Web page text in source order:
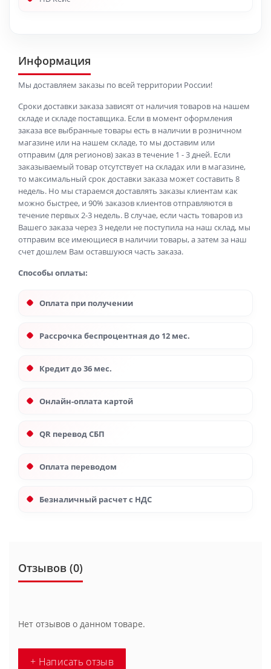
Информация
Мы доставляем заказы по всей территории России!
Сроки доставки заказа зависят от наличия товаров на нашем
складе и складе поставщика. Если в момент оформления
заказа все выбранные товары есть в наличии в розничном
магазине или на нашем складе, то мы доставим или
отправим (для регионов) заказ в течение 1 - 3 дней. Если
заказываемый товар отсутствует на складах или в магазине,
то максимальный срок доставки заказа может составить 8
недель. Но мы стараемся доставлять заказы клиентам как
можно быстрее, и 90% заказов клиентов отправляются в
течение первых 2-3 недель. В случае, если часть товаров из
Вашего заказа через 3 недели не поступила на наш склад, мы
отправим все имеющиеся в наличии товары, а затем за наш
счет дошлем Вам оставшуюся часть заказа.
Способы оплаты:
Оплата при получении
Рассрочка беспроцентная до 12 мес.
Кредит до 36 мес.
Онлайн-оплата картой
QR перевод СБП
Оплата переводом
Безналичный расчет с НДС
Отзывов (0)
Нет отзывов о данном товаре.
+ Написать отзыв